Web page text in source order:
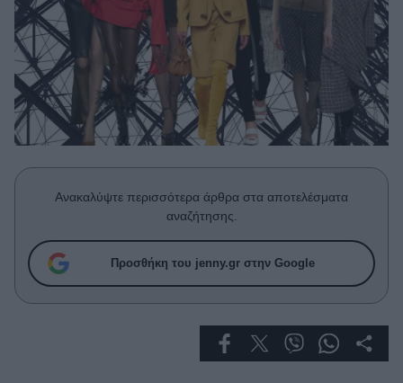
Parenting
Working Girl
Real Women
Πρόσωπα
Συνεντεύξεις
Ask the Guru
Success Stories
Ανακαλύψτε περισσότερα άρθρα στα αποτελέσματα
αναζήτησης.
Προσθήκη του jenny.gr στην Google